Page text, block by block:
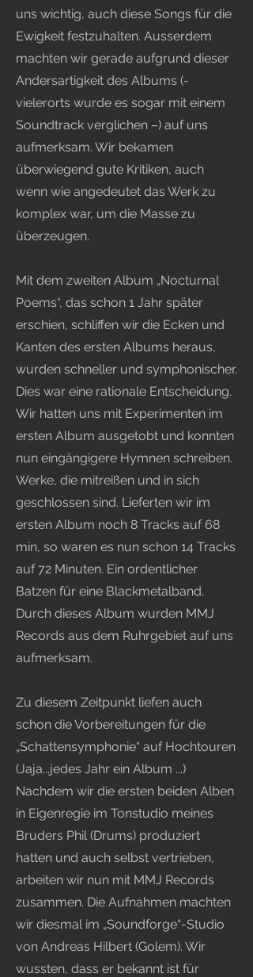
uns wichtig, auch diese Songs für die
Ewigkeit festzuhalten. Ausserdem
machten wir gerade aufgrund dieser
Andersartigkeit des Albums (-
vielerorts wurde es sogar mit einem
Soundtrack verglichen –) auf uns
aufmerksam. Wir bekamen
überwiegend gute Kritiken, auch
wenn wie angedeutet das Werk zu
komplex war, um die Masse zu
überzeugen.
Mit dem zweiten Album „Nocturnal
Poems“, das schon 1 Jahr später
erschien, schliffen wir die Ecken und
Kanten des ersten Albums heraus,
wurden schneller und symphonischer.
Dies war eine rationale Entscheidung.
Wir hatten uns mit Experimenten im
ersten Album ausgetobt und konnten
nun eingängigere Hymnen schreiben.
Werke, die mitreißen und in sich
geschlossen sind. Lieferten wir im
ersten Album noch 8 Tracks auf 68
min, so waren es nun schon 14 Tracks
auf 72 Minuten. Ein ordentlicher
Batzen für eine Blackmetalband.
Durch dieses Album wurden MMJ
Records aus dem Ruhrgebiet auf uns
aufmerksam.
Zu diesem Zeitpunkt liefen auch
schon die Vorbereitungen für die
„Schattensymphonie“ auf Hochtouren
(Jaja...jedes Jahr ein Album ...)
Nachdem wir die ersten beiden Alben
in Eigenregie im Tonstudio meines
Bruders Phil (Drums) produziert
hatten und auch selbst vertrieben,
arbeiten wir nun mit MMJ Records
zusammen. Die Aufnahmen machten
wir diesmal im „Soundforge“-Studio
von Andreas Hilbert (Golem). Wir
wussten, dass er bekannt ist für